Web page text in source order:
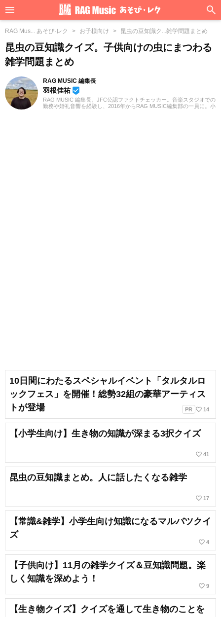
RAG Mus... あそび·レク お子様向け 昆虫の豆知識ク...雑学問題まとめ
昆虫の豆知識クイズ。子供向けの虫にまつわる
雑学問題まとめ
RAG MUSIC 編集長
羽根佳祐 beenhere
RAG MUSIC 編集長。JFC公認ファクトチェッカー。音楽スタジオでの
勤務や婚礼音響を経験し、2016年からRAG MUSIC編集部の一員に。小
10日間にわたるスペシャルイベント「タルタルロ
ックフェス」を開催！総勢32組の豪華アーティス
トが登場
PR favorite_border 14
【小学生向け】生き物の知識が深まる3択クイズ
favorite_border 41
昆虫の豆知識まとめ。人に話したくなる雑学
favorite_border 17
【常識&雑学】小学生向け知識になるマルバツクイ
ズ
favorite_border 4
【子供向け】11月の雑学クイズ＆豆知識問題。楽
しく知識を深めよう！
favorite_border 9
【生き物クイズ】クイズを通して生き物のことを